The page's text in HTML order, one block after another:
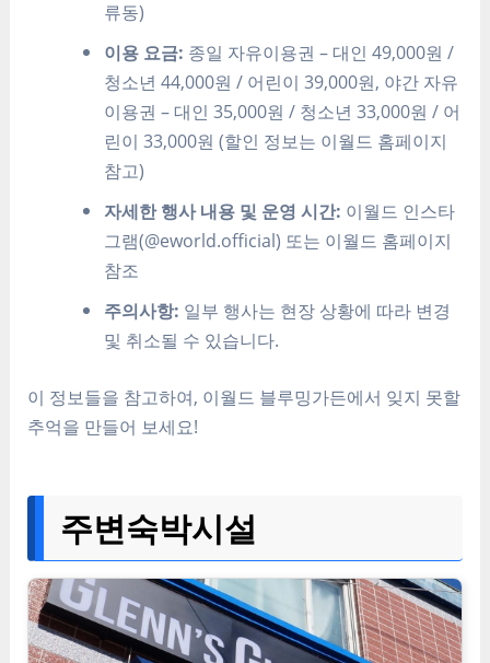
류동)
이용 요금: 종일 자유이용권 – 대인 49,000원 /
청소년 44,000원 / 어린이 39,000원, 야간 자유
이용권 – 대인 35,000원 / 청소년 33,000원 / 어
린이 33,000원 (할인 정보는 이월드 홈페이지
참고)
자세한 행사 내용 및 운영 시간: 이월드 인스타
그램(@eworld.official) 또는 이월드 홈페이지
참조
주의사항: 일부 행사는 현장 상황에 따라 변경
및 취소될 수 있습니다.
이 정보들을 참고하여, 이월드 블루밍가든에서 잊지 못할
추억을 만들어 보세요!
주변숙박시설